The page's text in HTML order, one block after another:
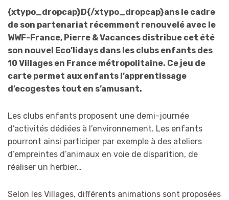
{xtypo_dropcap}D{/xtypo_dropcap}ans le cadre
de son partenariat récemment renouvelé avec le
WWF-France, Pierre & Vacances distribue cet été
son nouvel Eco’lidays dans les clubs enfants des
10 Villages en France métropolitaine. Ce jeu de
carte permet aux enfants l’apprentissage
d’ecogestes tout en s’amusant.
Les clubs enfants proposent une demi-journée
d’activités dédiées à l’environnement. Les enfants
pourront ainsi participer par exemple à des ateliers
d’empreintes d’animaux en voie de disparition, de
réaliser un herbier…
Selon les Villages, différents animations sont proposées